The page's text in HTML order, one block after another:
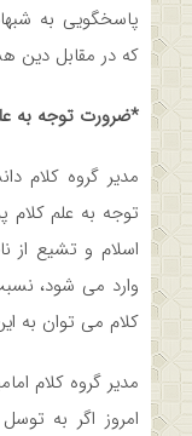
پاسخگویی به
که در مقابل دین
*ضرورت توجه به
مدیر گروه کلام
توجه به علم کلام
اسلام و تشیع از
وارد می شود،
کلام می توان به
مدیر گروه کلام
امروز اگر به